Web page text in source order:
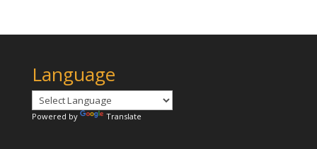
a
:
Language
Powered by Translate